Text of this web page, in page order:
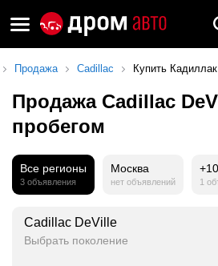
Продажа Cadillac Купить
Продажа Cadillac
пробегом
Все регионы
3 объявления
Москва
нет объявлений 1
Cadillac DeVille
Выбрать поколение